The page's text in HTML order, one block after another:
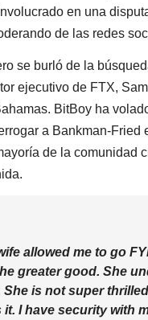
en una
de las redes
se burló de la
ejecutivo de FTX,
BitBoy ha
a Bankman-Fried
de la comunidad
allowed me to go
greater good. She
She is not super
it. I have security with